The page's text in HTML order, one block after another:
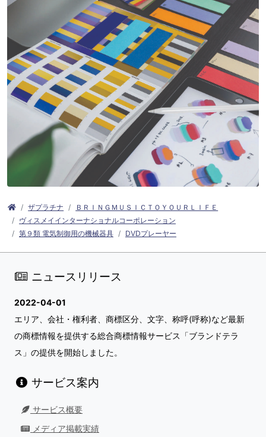
ザプラチナ
ＢＲＩＮＧＭＵＳＩＣＴＯＹＯＵＲＬＩＦＥ
ヴィスメイインターナショナルコーポレーション
第９類 電気制御用の機械器具
DVDプレーヤー
ニュースリリース
2022-04-01
エリア、会社・権利者、商標区分、文字、称呼(呼称)など最新
の商標情報を提供する総合商標情報サービス「ブランドテラ
ス」の提供を開始しました。
サービス案内
サービス概要
メディア掲載実績